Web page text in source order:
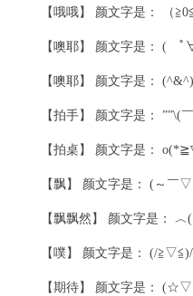
【哦哦】 颜文字是： （
【噢耶】 颜文字是： ( ﾟ
【噢耶】 颜文字是：
【拍手】 颜文字是： ””\(
【拍桌】 颜文字是：
【飘】 颜文字是： (～￣▽
【飘飘然】 颜文字是：
【噗】 颜文字是： (/≧▽≦)/
【期待】 颜文字是：